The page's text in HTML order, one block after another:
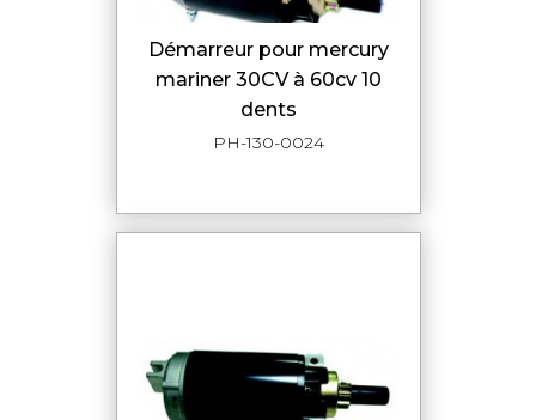
démarreur pour mercury
mariner 30CV à 60cv 10
dents
PH-130-0024